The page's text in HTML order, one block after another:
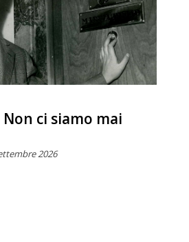
Non ci siamo mai
2026